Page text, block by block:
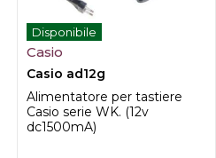
Disponibile
Casio
Casio ad12g
Alimentatore per tastiere
Casio serie WK. (12v
dc1500mA)